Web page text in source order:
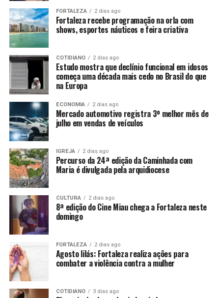
FORTALEZA 2 dias ago
Fortaleza recebe programação na orla com
shows, esportes náuticos e feira criativa
COTIDIANO 2 dias ago
Estudo mostra que declínio funcional em idosos
começa uma década mais cedo no Brasil do que
na Europa
ECONOMIA 2 dias ago
Mercado automotivo registra 3º melhor mês de
julho em vendas de veículos
IGREJA 2 dias ago
Percurso da 24ª edição da Caminhada com
Maria é divulgada pela arquidiocese
CULTURA 2 dias ago
8ª edição do Cine Miau chega a Fortaleza neste
domingo
FORTALEZA 2 dias ago
Agosto lilás: Fortaleza realiza ações para
combater a violência contra a mulher
COTIDIANO 3 dias ago